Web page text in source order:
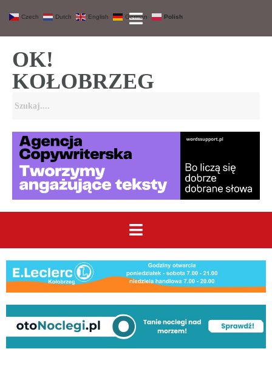
OK!
KOŁOBRZEG
Czech Dutch English German Polish